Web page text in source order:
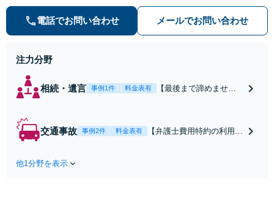
気軽にご相談ください。
電話でお問い合わせ メールでお問い合わせ
注力分野
相続・遺言 事例1件 料金表有
【最後まで諦めませ
合意してしまう前にご
交通事故 事例2件 料金表有
【弁護士費用特約の利用＆
他1分野を表示